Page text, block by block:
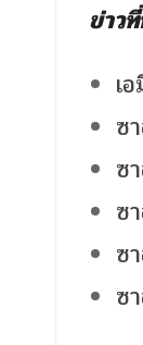
ข่าว
เ
ซ
ซ
ซ
ซ
ซ